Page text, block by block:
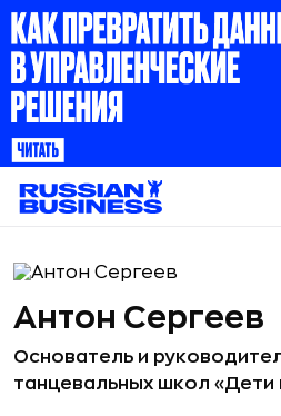
Антон Сергеев
Основатель и
танцевальных школ «Дети